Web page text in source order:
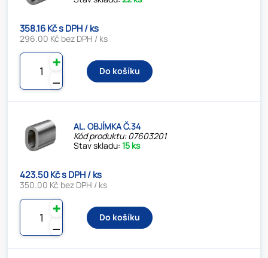
358.16 Kč s DPH / ks
296.00 Kč bez DPH / ks
⚊
✚
Do košíku
AL. OBJÍMKA Č.34
Kód produktu: 07603201
Stav skladu:15 ks
423.50 Kč s DPH / ks
350.00 Kč bez DPH / ks
⚊
✚
Do košíku